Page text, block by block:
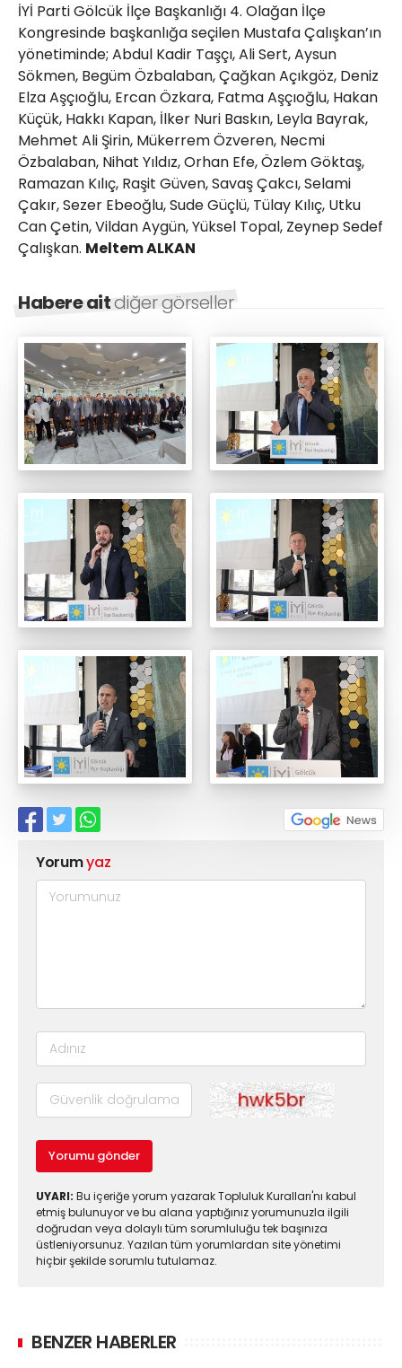
İYİ Parti Gölcük İlçe Başkanlığı 4. Olağan İlçe
Kongresinde başkanlığa seçilen Mustafa Çalışkan’ın
yönetiminde; Abdul Kadir Taşçı, Ali Sert, Aysun
Sökmen, Begüm Özbalaban, Çağkan Açıkgöz, Deniz
Elza Aşçıoğlu, Ercan Özkara, Fatma Aşçıoğlu, Hakan
Küçük, Hakkı Kapan, İlker Nuri Baskın, Leyla Bayrak,
Mehmet Ali Şirin, Mükerrem Özveren, Necmi
Özbalaban, Nihat Yıldız, Orhan Efe, Özlem Göktaş,
Ramazan Kılıç, Raşit Güven, Savaş Çakcı, Selami
Çakır, Sezer Ebeoğlu, Sude Güçlü, Tülay Kılıç, Utku
Can Çetin, Vildan Aygün, Yüksel Topal, Zeynep Sedef
Çalışkan. Meltem ALKAN
Habere aitdiğer görseller
Yorumyaz
Yorumu gönder
UYARI: Bu içeriğe yorum yazarak Topluluk Kuralları'nı kabul
etmiş bulunuyor ve bu alana yaptığınız yorumunuzla ilgili
doğrudan veya dolaylı tüm sorumluluğu tek başınıza
üstleniyorsunuz. Yazılan tüm yorumlardan site yönetimi
hiçbir şekilde sorumlu tutulamaz.
BENZER HABERLER